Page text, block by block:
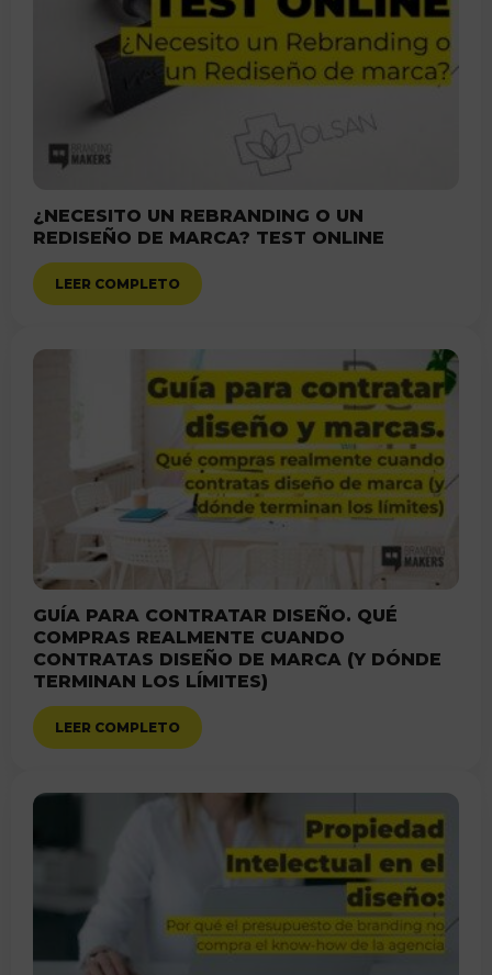
¿NECESITO UN REBRANDING O UN
REDISEÑO DE MARCA? TEST ONLINE
LEER COMPLETO
GUÍA PARA CONTRATAR DISEÑO. QUÉ
COMPRAS REALMENTE CUANDO
CONTRATAS DISEÑO DE MARCA (Y DÓNDE
TERMINAN LOS LÍMITES)
LEER COMPLETO